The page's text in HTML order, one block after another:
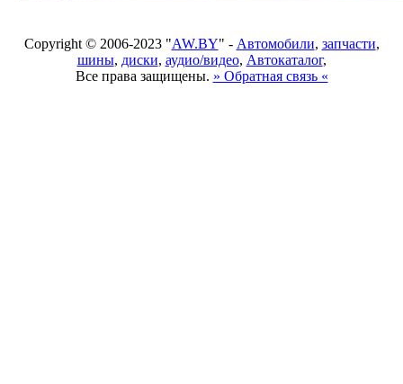
Copyright © 2006-2023 "AW.BY" - Автомобили, запчасти,
шины, диски, аудио/видео, Автокаталог,
Все права защищены. » Обратная связь «